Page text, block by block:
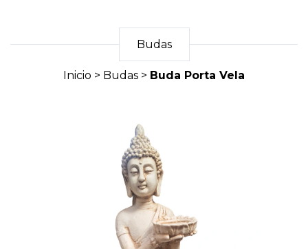
Budas
Inicio > Budas > Buda Porta Vela